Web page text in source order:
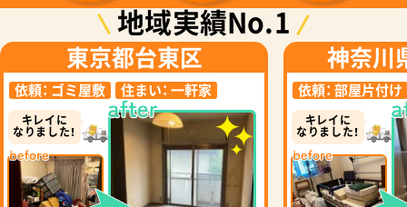
地域実績No.1
東京都台東区
依頼： ゴミ屋敷 住まい： 一軒家
キレイに
なりました！
神奈川
依頼： 部屋片付け
キレイに
なりました！